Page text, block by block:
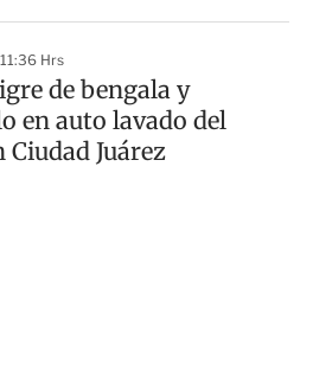
Hrs
de bengala y
en auto lavado del
Ciudad Juárez